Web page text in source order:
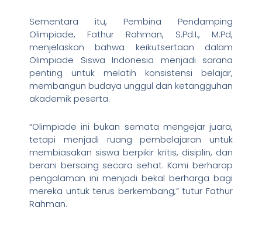
Sementara itu, Pembina Pendamping
Olimpiade, Fathur Rahman, S.Pd.I., M.Pd,
menjelaskan bahwa keikutsertaan dalam
Olimpiade Siswa Indonesia menjadi sarana
penting untuk melatih konsistensi belajar,
membangun budaya unggul dan ketangguhan
akademik peserta.
“Olimpiade ini bukan semata mengejar juara,
tetapi menjadi ruang pembelajaran untuk
membiasakan siswa berpikir kritis, disiplin, dan
berani bersaing secara sehat. Kami berharap
pengalaman ini menjadi bekal berharga bagi
mereka untuk terus berkembang,” tutur Fathur
Rahman.